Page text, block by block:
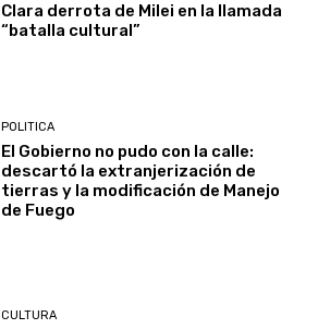
Clara derrota de Milei en la llamada
“batalla cultural”
POLITICA
El Gobierno no pudo con la calle:
descartó la extranjerización de
tierras y la modificación de Manejo
de Fuego
CULTURA